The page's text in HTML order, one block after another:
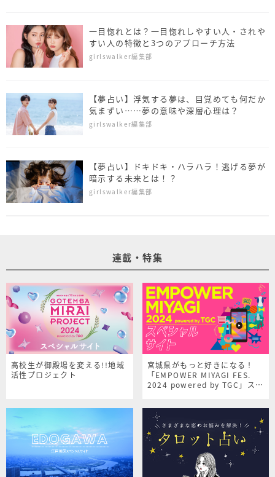
一目惚れとは？一目惚れしやすい人・されや
すい人の特徴と3つのアプローチ方法
girlswalker編集部
【夢占い】浮気する夢は、目覚めても何だか
気まずい……夢の意味や深層心理は？
girlswalker編集部
【夢占い】ドキドキ・ハラハラ！逃げる夢が
暗示する未来とは！？
girlswalker編集部
連載・特集
高校生が御殿場を変える!!地域
活性プロジェクト
宮城県がもっと好きになる！
「EMPOWER MIYAGI FES.
2024 powered by TGC」スペ